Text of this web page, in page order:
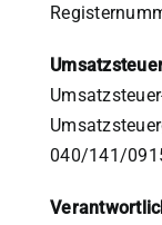
040/141/